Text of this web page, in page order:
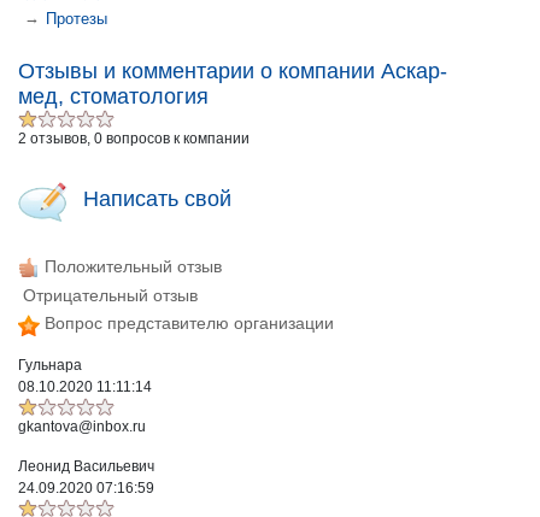
→ Протезы
Отзывы и комментарии о компании Аскар-
мед, стоматология
2 отзывов, 0 вопросов к компании
Написать свой
Положительный отзыв
Отрицательный отзыв
Вопрос представителю организации
Гульнара
08.10.2020 11:11:14
gkantova@inbox.ru
Леонид Васильевич
24.09.2020 07:16:59